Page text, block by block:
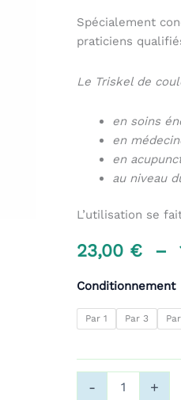
Spécialement
praticiens
Le Triskel de
en soins
en
en
au niveau
L’utilisation se
23,00 € –
Conditionnement
Par 1 Par 3
- +